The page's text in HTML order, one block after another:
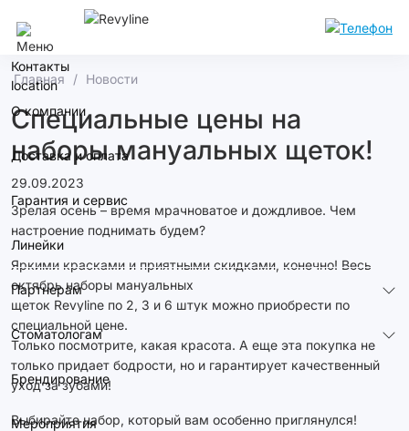
Контакты
О компании
Доставка и оплата
Гарантия и сервис
Линейки
Партнерам
Стоматологам
Брендирование
Мероприятия
Главная Новости
Специальные цены на
наборы мануальных щеток!
29.09.2023
Зрелая осень – время мрачноватое и дождливое. Чем
настроение поднимать будем?
Яркими красками и приятными скидками, конечно! Весь
октябрь наборы мануальных
щеток Revyline по 2, 3 и 6 штук можно приобрести по
специальной цене.
Только посмотрите, какая красота. А еще эта покупка не
только придает бодрости, но и гарантирует качественный
уход за зубами!
Выбирайте набор, который вам особенно приглянулся!